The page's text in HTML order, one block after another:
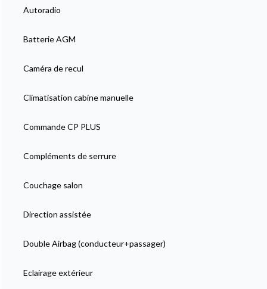
Autoradio
Batterie AGM
Caméra de recul
Climatisation cabine manuelle
Commande CP PLUS
Compléments de serrure
Couchage salon
Direction assistée
Double Airbag (conducteur+passager)
Eclairage extérieur